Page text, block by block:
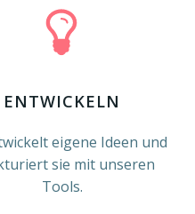
ENTWICKELN
eigene Ideen und
sie mit unseren
Tools.